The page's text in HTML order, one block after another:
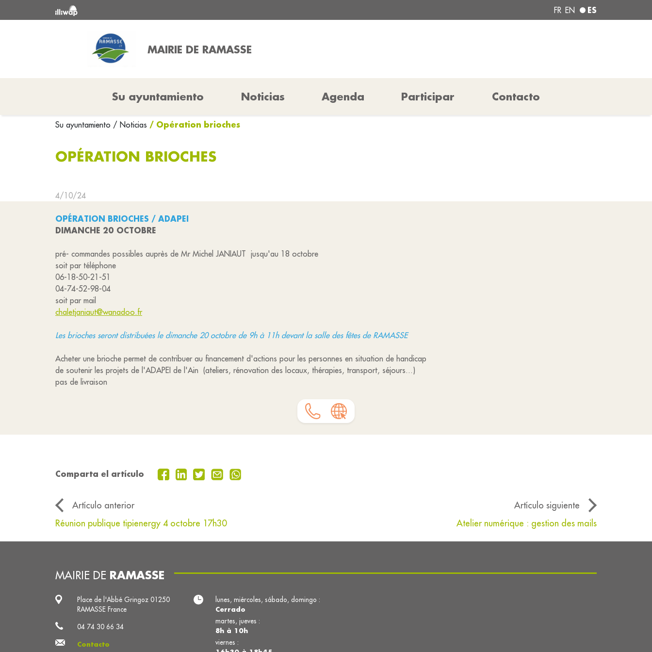
FR EN ES
MAIRIE DE RAMASSE
Su ayuntamiento Noticias Agenda Participar Contacto
Su ayuntamiento / Noticias / Opération brioches
OPÉRATION BRIOCHES
4/10/24
OPÉRATION BRIOCHES / ADAPEI
DIMANCHE 20 OCTOBRE
pré- commandes possibles auprès de Mr Michel JANIAUT jusqu'au 18 octobre
soit par téléphone
06-18-50-21-51
04-74-52-98-04
soit par mail
chaletjaniaut@wanadoo.fr
Les brioches seront distribuées le dimanche 20 octobre de 9h à 11h devant la salle des fêtes de RAMASSE
Acheter une brioche permet de contribuer au financement d'actions pour les personnes en situation de handicap
de soutenir les projets de l'ADAPEI de l'Ain (ateliers, rénovation des locaux, thérapies, transport, séjours...)
pas de livraison
Comparta el artículo
Artículo anterior
Artículo siguiente
Réunion publique tipienergy 4 octobre 17h30
Atelier numérique : gestion des mails
MAIRIE DE RAMASSE
Place de l'Abbé Gringoz 01250
RAMASSE France
04 74 30 66 34
Contacto
lunes, miércoles, sábado, domingo :
Cerrado
martes, jueves :
8h à 10h
viernes :